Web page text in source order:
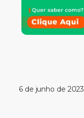
6 de junho de 2023